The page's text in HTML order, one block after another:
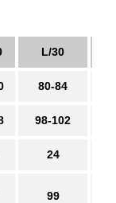
L/30
80-84
98-102
24
99